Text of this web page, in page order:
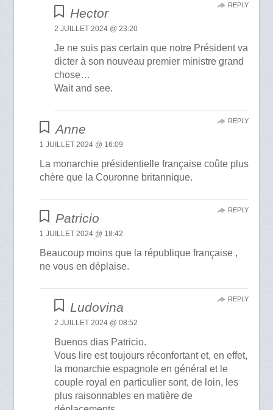
Hector
2 JUILLET 2024 @ 23:20
Je ne suis pas certain que notre Président va
dicter à son nouveau premier ministre grand
chose…
Wait and see.
REPLY
Anne
1 JUILLET 2024 @ 16:09
La monarchie présidentielle française coûte plus
chère que la Couronne britannique.
REPLY
Patricio
1 JUILLET 2024 @ 18:42
Beaucoup moins que la république française ,
ne vous en déplaise.
REPLY
Ludovina
2 JUILLET 2024 @ 08:52
Buenos dias Patricio.
Vous lire est toujours réconfortant et, en effet,
la monarchie espagnole en général et le
couple royal en particulier sont, de loin, les
plus raisonnables en matière de
REPLY